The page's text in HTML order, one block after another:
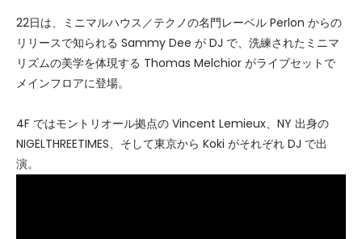
22日は、ミニマルハウス／テクノの名門レーベル Perlon からの
リリースで知られる Sammy Dee が DJ で、洗練されたミニマ
リズムの美学を体現する Thomas Melchior がライブセットで
メインフロアに登場。
4F ではモントリオール拠点の Vincent Lemieux、NY 出身の
NIGELTHREETIMES、そして東京から Koki がそれぞれ DJ で出
演。